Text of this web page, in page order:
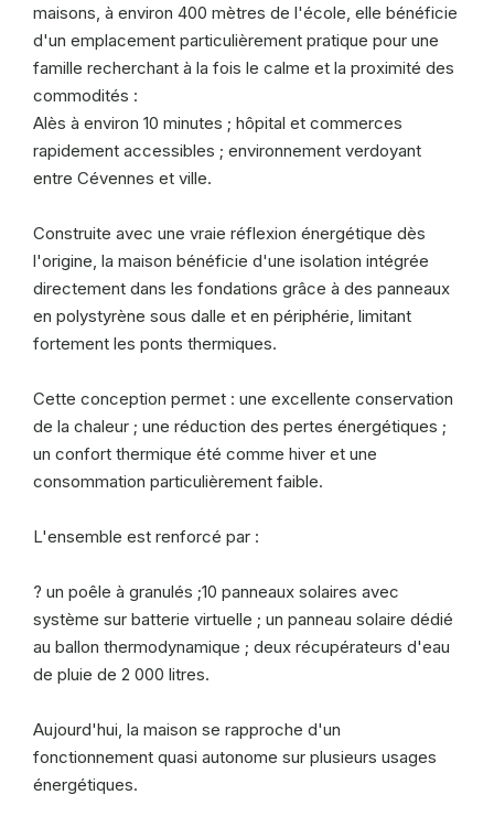
maisons, à environ 400 mètres de l'école, elle bénéficie
d'un emplacement particulièrement pratique pour une
famille recherchant à la fois le calme et la proximité des
commodités :
Alès à environ 10 minutes ; hôpital et commerces
rapidement accessibles ; environnement verdoyant
entre Cévennes et ville.
Construite avec une vraie réflexion énergétique dès
l'origine, la maison bénéficie d'une isolation intégrée
directement dans les fondations grâce à des panneaux
en polystyrène sous dalle et en périphérie, limitant
fortement les ponts thermiques.
Cette conception permet : une excellente conservation
de la chaleur ; une réduction des pertes énergétiques ;
un confort thermique été comme hiver et une
consommation particulièrement faible.
L'ensemble est renforcé par :
? un poêle à granulés ;10 panneaux solaires avec
système sur batterie virtuelle ; un panneau solaire dédié
au ballon thermodynamique ; deux récupérateurs d'eau
de pluie de 2 000 litres.
Aujourd'hui, la maison se rapproche d'un
fonctionnement quasi autonome sur plusieurs usages
énergétiques.